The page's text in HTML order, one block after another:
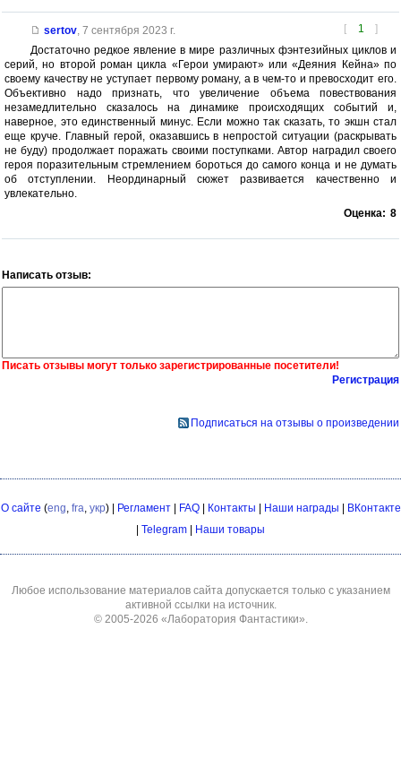
[ 1 ]
sertov, 7 сентября 2023 г.
Достаточно редкое явление в мире различных фэнтезийных циклов и
серий, но второй роман цикла «Герои умирают» или «Деяния Кейна» по
своему качеству не уступает первому роману, а в чем-то и превосходит его.
Объективно надо признать, что увеличение объема повествования
незамедлительно сказалось на динамике происходящих событий и,
наверное, это единственный минус. Если можно так сказать, то экшн стал
еще круче. Главный герой, оказавшись в непростой ситуации (раскрывать
не буду) продолжает поражать своими поступками. Автор наградил своего
героя поразительным стремлением бороться до самого конца и не думать
об отступлении. Неординарный сюжет развивается качественно и
увлекательно.
Оценка: 8
Написать отзыв:
Писать отзывы могут только зарегистрированные посетители!
Регистрация
Подписаться на отзывы о произведении
О сайте (eng, fra, укр) | Регламент| FAQ| Контакты Наши награды
ВКонтакте
Telegram Наши товары
Любое использование материалов сайта допускается только с указанием
активной ссылки на источник.
© 2005-2026 «Лаборатория Фантастики».